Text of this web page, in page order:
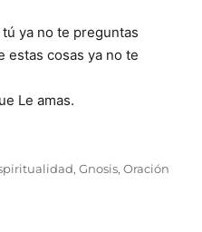
ya no te preguntas
estas cosas ya no te
Le amas.
,Gnosis,Oración